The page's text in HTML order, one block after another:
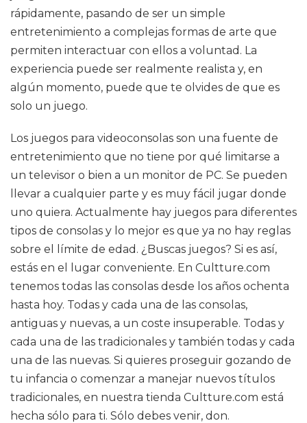
rápidamente, pasando de ser un simple
entretenimiento a complejas formas de arte que
permiten interactuar con ellos a voluntad. La
experiencia puede ser realmente realista y, en
algún momento, puede que te olvides de que es
solo un juego.
Los juegos para videoconsolas son una fuente de
entretenimiento que no tiene por qué limitarse a
un televisor o bien a un monitor de PC. Se pueden
llevar a cualquier parte y es muy fácil jugar donde
uno quiera. Actualmente hay juegos para diferentes
tipos de consolas y lo mejor es que ya no hay reglas
sobre el límite de edad. ¿Buscas juegos? Si es así,
estás en el lugar conveniente. En Cultture.com
tenemos todas las consolas desde los años ochenta
hasta hoy. Todas y cada una de las consolas,
antiguas y nuevas, a un coste insuperable. Todas y
cada una de las tradicionales y también todas y cada
una de las nuevas. Si quieres proseguir gozando de
tu infancia o comenzar a manejar nuevos títulos
tradicionales, en nuestra tienda Cultture.com está
hecha sólo para ti. Sólo debes venir, don.